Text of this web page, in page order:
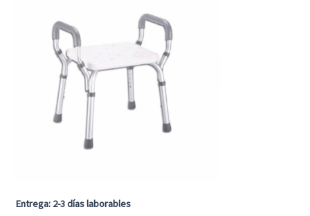
Entrega: 2-3 días laborables